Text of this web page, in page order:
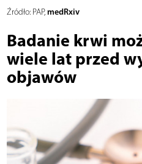
Źródło:PAP,medRxiv
Badanie krwi
wiele lat przed
objawów